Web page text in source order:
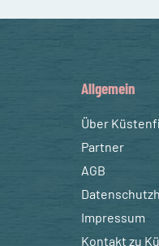
Allgemein
Über
Partner
AGB
Impressum
Kontakt zu